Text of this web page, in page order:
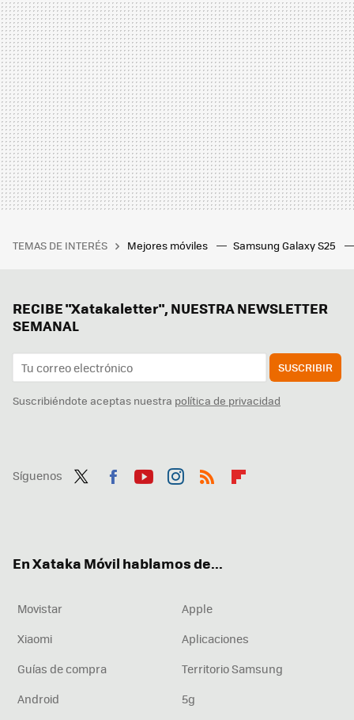
TEMAS DE INTERÉS Mejores móviles Samsung Galaxy S25
RECIBE "Xatakaletter", NUESTRA NEWSLETTER
SEMANAL
SUSCRIBIR
Suscribiéndote aceptas nuestra política de privacidad
Síguenos
En Xataka Móvil hablamos de...
Movistar
Apple
Xiaomi
Aplicaciones
Guías de compra
Territorio Samsung
Android
5g